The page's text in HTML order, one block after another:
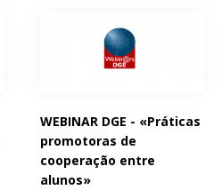
WEBINAR DGE - «Práticas
promotoras de
cooperação entre
alunos»